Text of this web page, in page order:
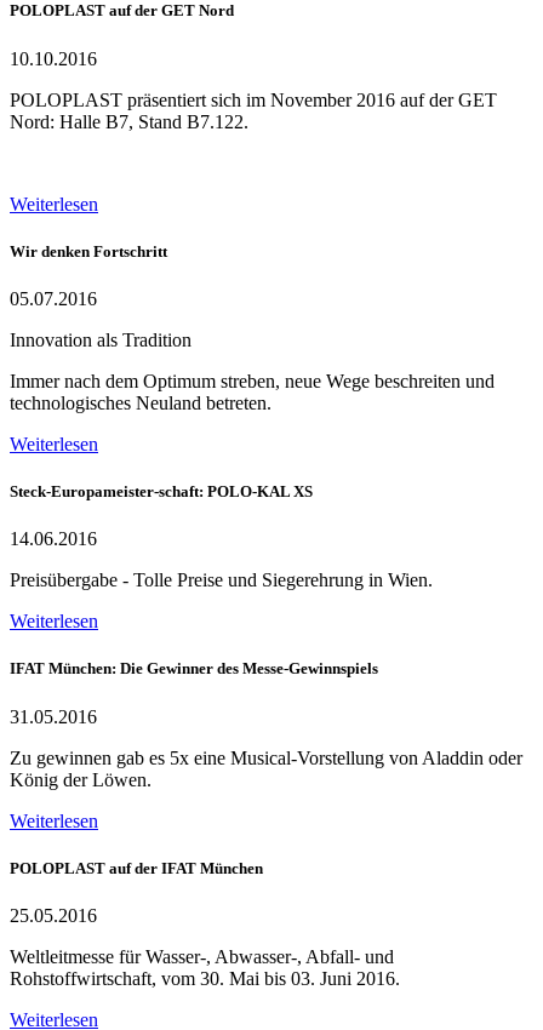
POLOPLAST auf der GET Nord
10.10.2016
POLOPLAST präsentiert sich im November 2016 auf der GET
Nord: Halle B7, Stand B7.122.
Weiterlesen
Wir denken Fortschritt
05.07.2016
Innovation als Tradition
Immer nach dem Optimum streben, neue Wege beschreiten und
technologisches Neuland betreten.
Weiterlesen
Steck-Europameister-schaft: POLO-KAL XS
14.06.2016
Preisübergabe - Tolle Preise und Siegerehrung in Wien.
Weiterlesen
IFAT München: Die Gewinner des Messe-Gewinnspiels
31.05.2016
Zu gewinnen gab es 5x eine Musical-Vorstellung von Aladdin oder
König der Löwen.
Weiterlesen
POLOPLAST auf der IFAT München
25.05.2016
Weltleitmesse für Wasser-, Abwasser-, Abfall- und
Rohstoffwirtschaft, vom 30. Mai bis 03. Juni 2016.
Weiterlesen